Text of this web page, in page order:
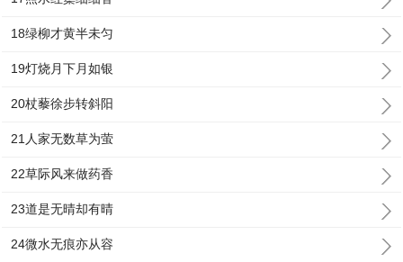
18绿柳才黄半未匀
19灯烧月下月如银
20杖藜徐步转斜阳
21人家无数草为萤
22草际风来做药香
23道是无晴却有晴
24微水无痕亦从容